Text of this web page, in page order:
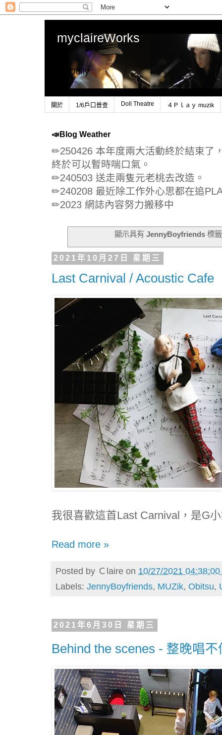
myclaireWorks
1/6 Dolly
關於 1/6戶口普查 Doll Theatre ４Ｐｌａｙ muzik
📣Blog Weather
✏250426 本年度兩大活動終於結束了
終於可以暫時喘口氣。
✏240503 送走兩隻元老桃去改造。
✏240208 最近除工作外心思都在追
✏2023 網誌內容努力搬移中
顯示具有JennyBoyfriends 標
2021年10月27日 星期三
Last Carnival / Acoustic Cafe
我很喜歡這首Last Carnival，是G
Read more »
Posted by Ｃlaire on 10/27/2021
Labels: JennyBoyfriends, MUZik, Obitsu,
2021年6月30日 星期三
Behind the scenes - 整晚唱不